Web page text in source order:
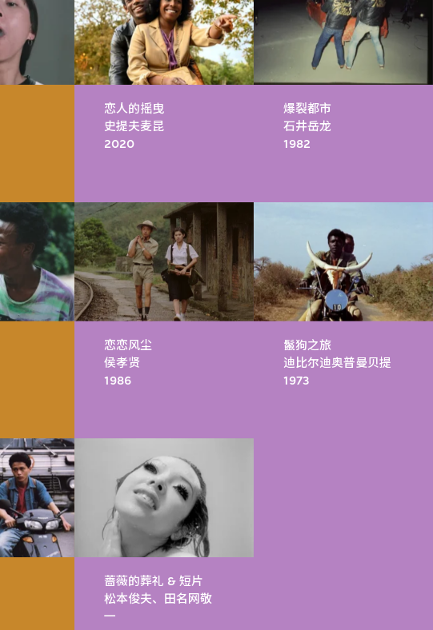
恋人的摇曳
史提夫麦昆
2020
爆裂都市
石井岳龙
1982
恋恋风尘
侯孝贤
1986
鬣狗之旅
迪比尔迪奥普曼贝提
1973
蔷薇的葬礼 & 短片
松本俊夫、田名网敬
一